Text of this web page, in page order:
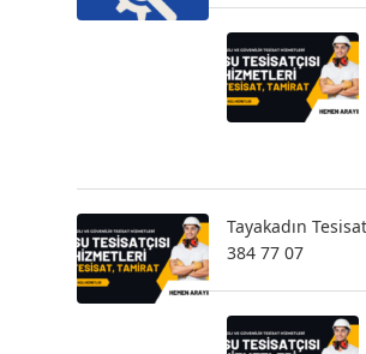
Tayakadın
384 77 07